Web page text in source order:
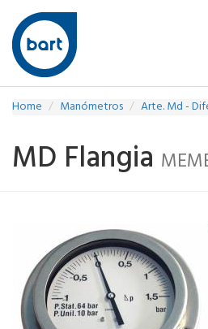
Home Manómetros Arte. Md -
MD Flangia